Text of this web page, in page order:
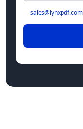
sales@lynxpdf.com